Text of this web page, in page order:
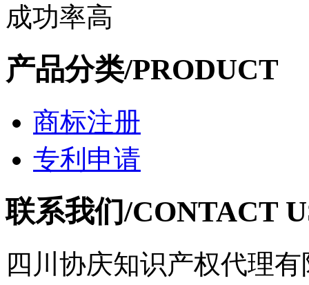
产品分类/PRODUCT
商标注册
专利申请
联系我们/CONTACT
四川协庆知识产权代理